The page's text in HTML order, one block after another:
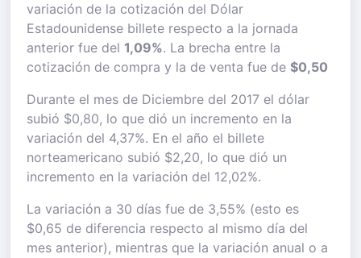
variación de la cotización del Dólar
Estadounidense billete respecto a la jornada
anterior fue del 1,09%. La brecha entre la
cotización de compra y la de venta fue de $0,50
Durante el mes de Diciembre del 2017 el dólar
subió $0,80, lo que dió un incremento en la
variación del 4,37%. En el año el billete
norteamericano subió $2,20, lo que dió un
incremento en la variación del 12,02%.
La variación a 30 días fue de 3,55% (esto es
$0,65 de diferencia respecto al mismo día del
mes anterior), mientras que la variación anual o a